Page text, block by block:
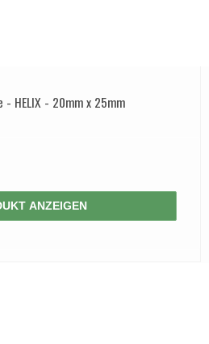
HELIX - 20mm x 25mm
ANZEIGEN